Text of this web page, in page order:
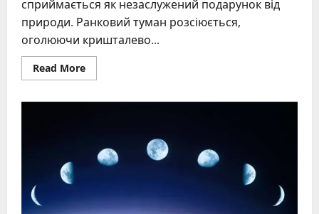
сприймається як незаслужений подарунок від
природи. Ранковий туман розсіюється,
оголюючи кришталево...
Read MoreRead
more
скільки
триває
період